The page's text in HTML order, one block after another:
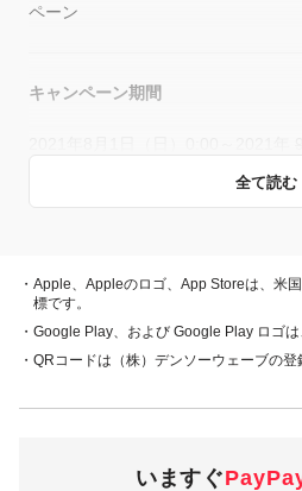
全て読む
ペーン
キャンペーン期間
キャンペーン期間中、対象店舗で
ド、PayPayあと払い（一括のみ
た方に対し、下表のとおり後日
す。
（一括のみ）
・Apple、Appleのロゴ、App Storeは、米
標です。
・Google Play、および Google Play ロゴ
・QRコードは（株）デンソーウェーブの登
いますぐ